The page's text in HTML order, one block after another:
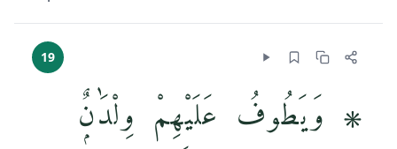
19
۞ وَيَطُوفُ عَلَيْهِمْ وِلْدَٰنٌۭ